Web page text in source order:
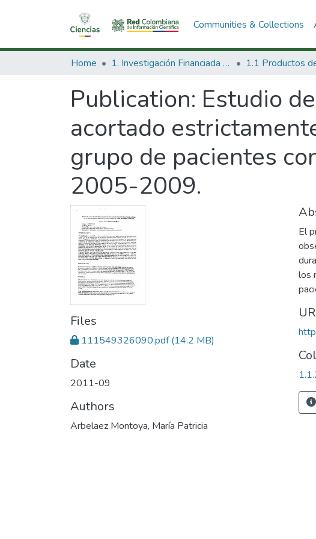
Communities & Collections
Home 1. Investigación Financiada con Recursos Públicos
Publication: Estudio
acortado
grupo de pacientes
2005-2009.
Files
111549326090.pdf(14.2 MB)
Date
2011-09
Authors
Arbelaez Montoya, María Patricia
El
los